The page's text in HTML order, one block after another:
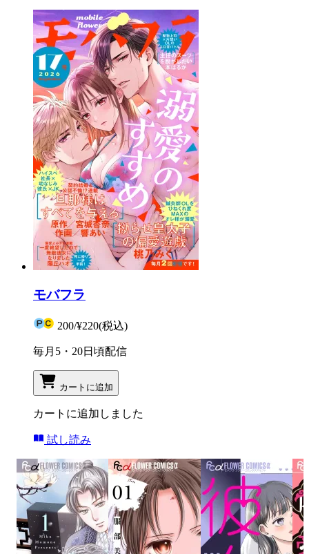
モバフラ
200/¥220(税込)
毎月5・20日頃配信
カートに追加
カートに追加しました
試し読み